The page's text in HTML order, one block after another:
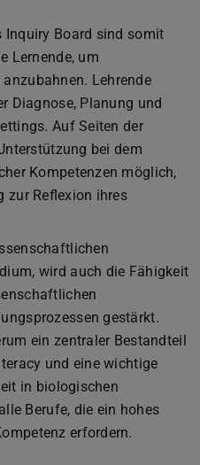
Inquiry Board sind somit
Lernende, um
Lehrende
Diagnose, Planung und
Auf Seiten der
bei dem
Kompetenzen möglich,
zur Reflexion ihres
wird auch die Fähigkeit
gestärkt.
ein zentraler Bestandteil
und eine wichtige
in biologischen
Berufe, die ein hohes
erfordern.